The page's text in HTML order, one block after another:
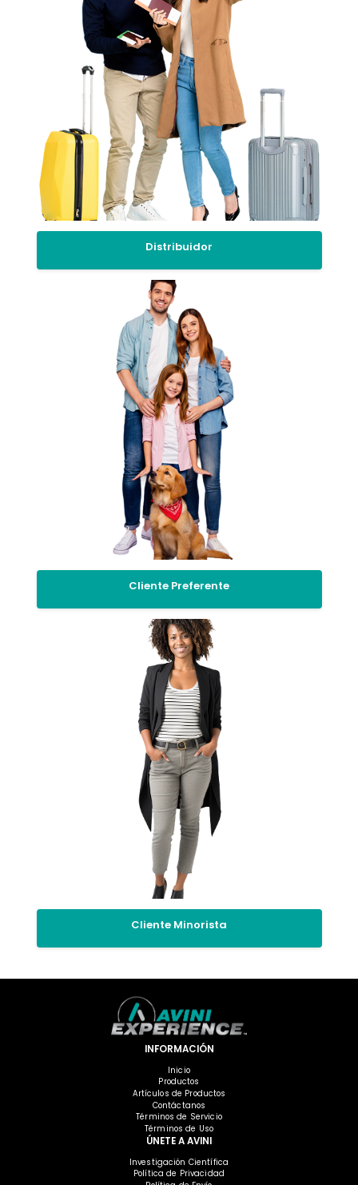
Distribuidor
Cliente Preferente
Cliente Minorista
INFORMACIÓN
Inicio
Productos
Artículos de Productos
Contáctanos
Términos de Servicio
Términos de Uso
ÚNETE A AVINI
Investigación Científica
Política de Privacidad